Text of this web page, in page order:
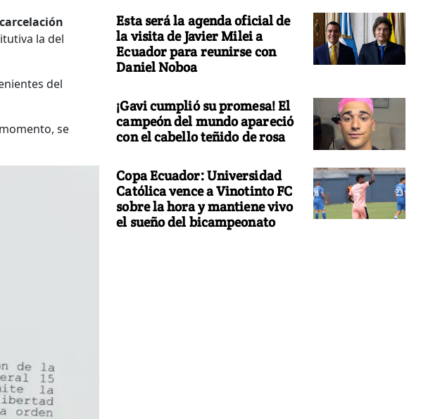
la del
del
se
Esta será la agenda oficial de
la visita de Javier Milei a
Ecuador para reunirse con
Daniel Noboa
¡Gavi cumplió su promesa! El
campeón del mundo apareció
con el cabello teñido de rosa
Copa Ecuador: Universidad
Católica vence a Vinotinto FC
sobre la hora y mantiene vivo
el sueño del bicampeonato